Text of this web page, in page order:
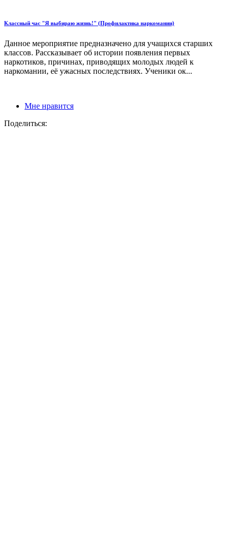
Классный час "Я выбираю жизнь!" (Профилактика наркомании)
Данное мероприятие предназначено для учащихся старших
классов. Рассказывает об истории появления первых
наркотиков, причинах, приводящих молодых людей к
наркомании, её ужасных последствиях. Ученики ок...
Мне нравится
Поделиться: